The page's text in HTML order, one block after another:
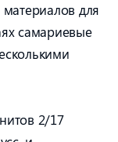
для
самариевые
2/17